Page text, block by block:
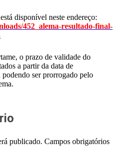
disponível neste endereço:
452_alema-resultado-final-
o prazo de validade do
a partir da data de
ser prorrogado pelo
publicado. Campos obrigatórios